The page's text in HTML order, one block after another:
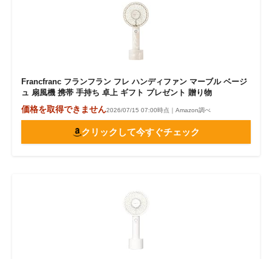
Francfranc フランフラン フレ ハンディファン マーブル ベージ
ュ 扇風機 携帯 手持ち 卓上 ギフト プレゼント 贈り物
価格を取得できません2026/07/15 07:00時点｜Amazon調べ
クリックして今すぐチェック